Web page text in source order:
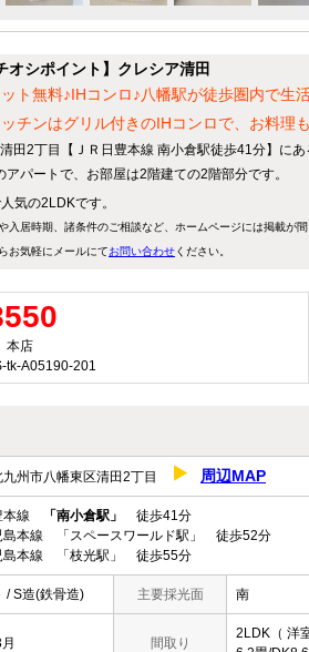
オシポイント】クレシア清田
ト無料♪IHコンロ♪八幡駅が徒歩圏内で生
チンはグリル付きのIHコンロで、お料理
田2丁目【ＪＲ日豊本線 南小倉駅徒歩41分】にあ
パートで、お部屋は2階建ての2階部分です。
気の2LDKです。
居時期、諸条件のご相談など、ホームページには掲載が
お気軽にメールにてお問い合わせください。
本店
tk-A05190-201
九州市八幡東区清田2丁目 周辺MAP
本線 「南小倉駅」
徒歩41分
島本線 「スペースワールド駅」 徒歩52分
島本線 「枝光駅」 徒歩55分
/ S造(鉄骨造) 主要採光面 南
月 間取り
2LDK（ 洋